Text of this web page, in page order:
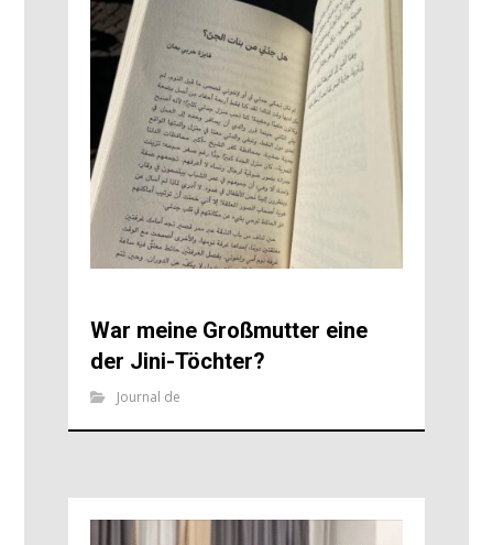
War meine Großmutter eine
der Jini-Töchter?
Journal de